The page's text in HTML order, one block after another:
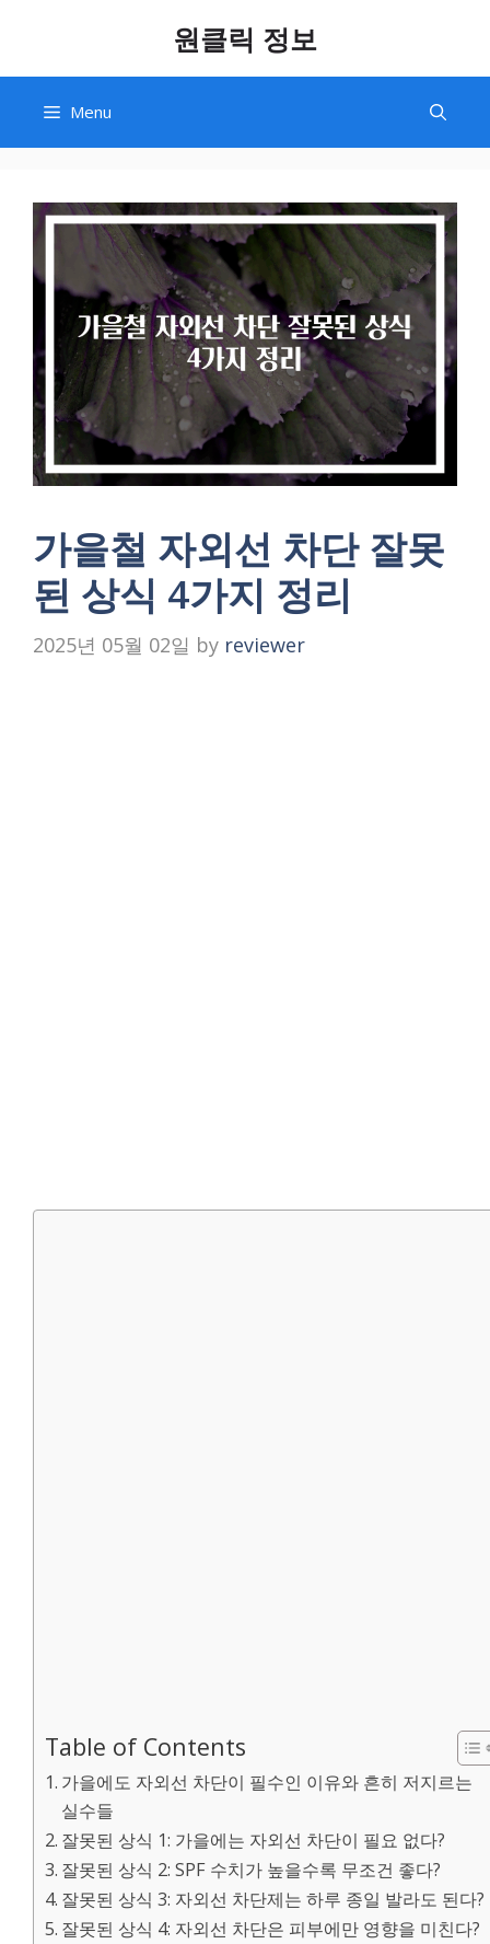
content
원클릭 정보
Menu
가을철 자외선 차단 잘못
된 상식 4가지 정리
2025년 05월 02일 by reviewer
Table of Contents
가을에도 자외선 차단이 필수인 이유와 흔히 저지르는
실수들
잘못된 상식 1: 가을에는 자외선 차단이 필요 없다?
잘못된 상식 2: SPF 수치가 높을수록 무조건 좋다?
잘못된 상식 3: 자외선 차단제는 하루 종일 발라도 된다?
잘못된 상식 4: 자외선 차단은 피부에만 영향을 미친다?